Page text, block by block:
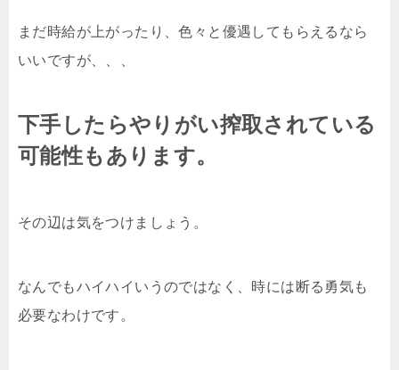
まだ時給が上がったり、色々と優遇してもらえるなら
いいですが、、、
下手したらやりがい搾取されている
可能性もあります。
その辺は気をつけましょう。
なんでもハイハイいうのではなく、時には断る勇気も
必要なわけです。